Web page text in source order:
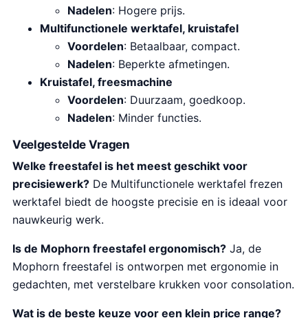
Nadelen: Hogere prijs.
Multifunctionele werktafel, kruistafel
Voordelen: Betaalbaar, compact.
Nadelen: Beperkte afmetingen.
Kruistafel, freesmachine
Voordelen: Duurzaam, goedkoop.
Nadelen: Minder functies.
Veelgestelde Vragen
Welke freestafel is het meest geschikt voor
precisiewerk? De Multifunctionele werktafel frezen
werktafel biedt de hoogste precisie en is ideaal voor
nauwkeurig werk.
Is de Mophorn freestafel ergonomisch? Ja, de
Mophorn freestafel is ontworpen met ergonomie in
gedachten, met verstelbare krukken voor consolation.
Wat is de beste keuze voor een klein price range?